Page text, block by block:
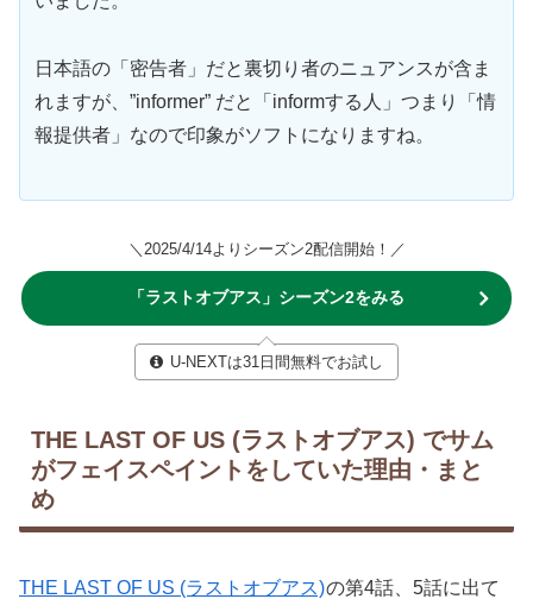
日本語の「密告者」だと裏切り者のニュアンスが含ま
れますが、”informer” だと「informする人」つまり「情
報提供者」なので印象がソフトになりますね。
＼2025/4/14よりシーズン2配信開始！／
「ラストオブアス」シーズン2をみる
U-NEXTは31日間無料でお試し
THE LAST OF US (ラストオブアス) でサム
がフェイスペイントをしていた理由・まと
め
THE LAST OF US (ラストオブアス)の第4話、5話に出て